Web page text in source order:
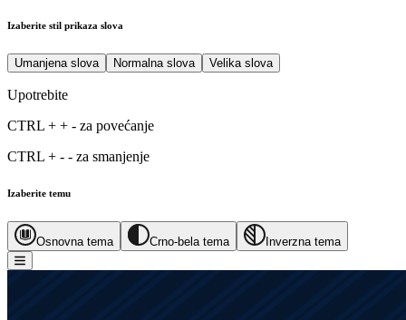
Izaberite stil prikaza slova
Umanjena slova Normalna slova Velika slova
Upotrebite
CTRL + + - za povećanje
CTRL + - - za smanjenje
Izaberite temu
Osnovna tema Crno-bela tema Inverzna tema